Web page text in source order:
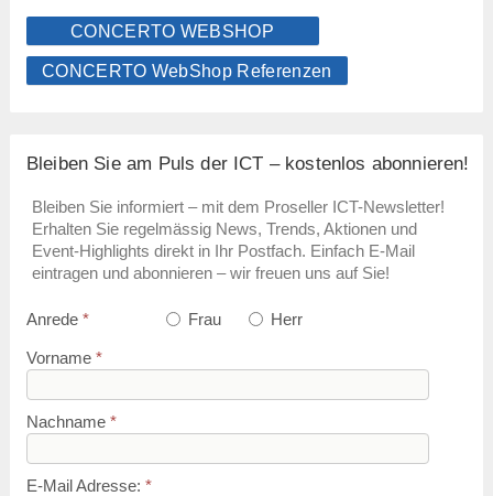
CONCERTO WEBSHOP
CONCERTO WebShop Referenzen
Bleiben Sie am Puls der ICT – kostenlos abonnieren!
Bleiben Sie informiert – mit dem Proseller ICT-Newsletter!
Erhalten Sie regelmässig News, Trends, Aktionen und
Event-Highlights direkt in Ihr Postfach. Einfach E-Mail
eintragen und abonnieren – wir freuen uns auf Sie!
Anrede * Frau Herr
Vorname *
Nachname *
E-Mail Adresse: *